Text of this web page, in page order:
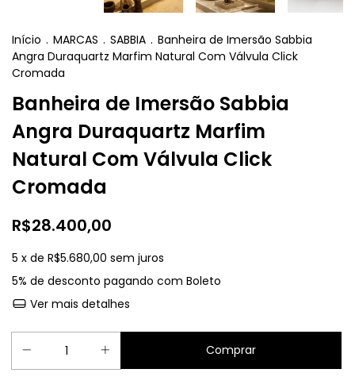
Início . MARCAS . SABBIA . Banheira de Imersão Sabbia
Angra Duraquartz Marfim Natural Com Válvula Click
Cromada
Banheira de Imersão Sabbia
Angra Duraquartz Marfim
Natural Com Válvula Click
Cromada
R$28.400,00
5 x de R$5.680,00 sem juros
5% de desconto pagando com Boleto
Ver mais detalhes